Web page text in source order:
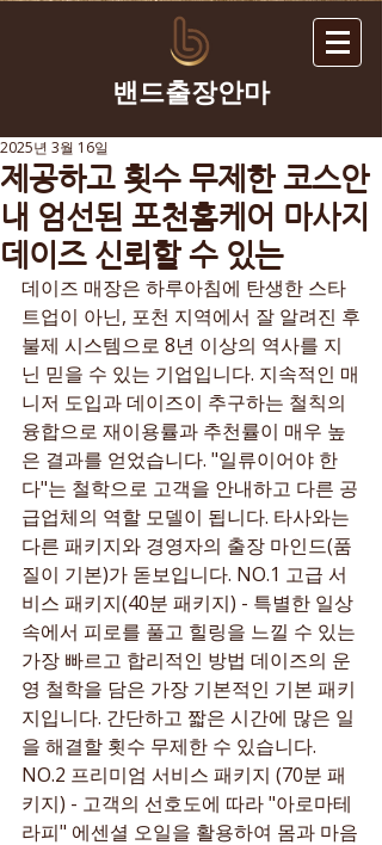
​밴드출장안마
제공하고 횟수 무제한 코스안
내 엄선된 포천홈케어 마사지
데이즈 신뢰할 수 있는
2025년 3월 16일
데이즈 매장은 하루아침에 탄생한 스타
트업이 아닌, 포천 지역에서 잘 알려진 후
불제 시스템으로 8년 이상의 역사를 지
닌 믿을 수 있는 기업입니다. 지속적인 매
니저 도입과 데이즈이 추구하는 철칙의
융합으로 재이용률과 추천률이 매우 높
은 결과를 얻었습니다. "일류이어야 한
다"는 철학으로 고객을 안내하고 다른 공
급업체의 역할 모델이 됩니다. 타사와는
다른 패키지와 경영자의 출장 마인드(품
질이 기본)가 돋보입니다. NO.1 고급 서
비스 패키지(40분 패키지) - 특별한 일상
속에서 피로를 풀고 힐링을 느낄 수 있는
가장 빠르고 합리적인 방법 데이즈의 운
영 철학을 담은 가장 기본적인 기본 패키
지입니다. 간단하고 짧은 시간에 많은 일
을 해결할 횟수 무제한 수 있습니다.
NO.2 프리미엄 서비스 패키지 (70분 패
키지) - 고객의 선호도에 따라 "아로마테
라피" 에센셜 오일을 활용하여 몸과 마음